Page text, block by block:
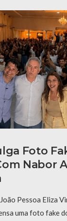
Foto
Nabor
Pessoa Eliza
uma foto fake